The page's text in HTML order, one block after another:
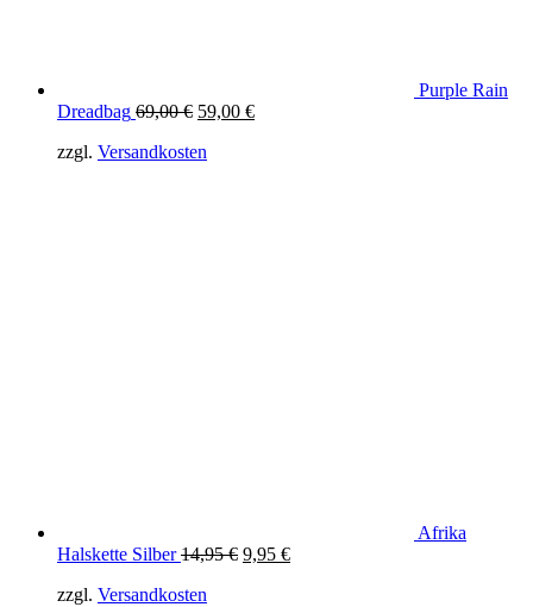
Purple Rain
Dreadbag 69,00€ Original
was:
59,00 €Current
zzgl. Versandkosten
Afrika
Halskette Silber 14,95€ Original
9,95 €Current
zzgl. Versandkosten